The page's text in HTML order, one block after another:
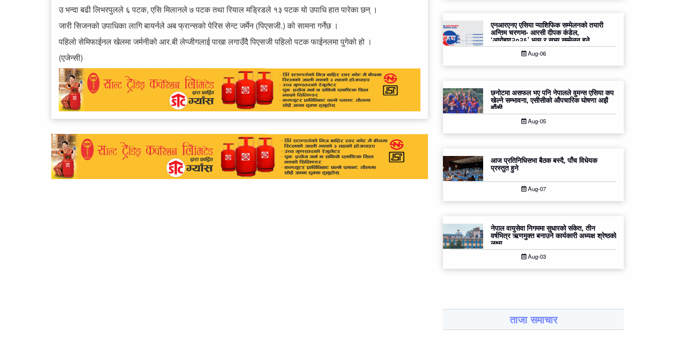
उ भन्दा बढी लिभरपुलले ६ पटक, एसि मिलानले ७ पटक तथा रियाल मड्रिडले १३ पटक यो उपाधि हात पारेका छन् ।
जारी सिजनको उपाधिका लागि बायर्नले अब फ्रान्सको पेरिस सेन्ट जर्मेन (पिएसजी.) को सामना गर्नेछ ।
पहिलो सेमिफाईनल खेलमा जर्मनीको आर.बी लेप्जीगलाई पाखा लगाउँदै पिएसजी पहिलो पटक फाईनलमा पुगेको हो ।
(एजेन्सी)
एनआरएनए एसिया प्याशिफिक सम्मेलनको तयारी
अन्तिम चरणमा- आरसी दीपक कंडेल,
‘आरोहण२०२६’ भव्य र सभ्य सम्मेलन हुने
Aug-06
छनोटमा असफल भए पनि नेपालले वुमन्स एसिया कप
खेल्ने सम्भावना, एसीसीको औपचारिक घोषणा अझै
बाँकी
Aug-05
आज प्रतिनिधिसभा बैठक बस्दै, पाँच विधेयक
प्रस्तुत हुने
Aug-07
नेपाल वायुसेवा निगममा सुधारको संकेत, तीन
वर्षभित्र ऋणमुक्त बनाउने कार्यकारी अध्यक्ष श्रेष्ठको
लक्ष्य
Aug-03
ताजा समाचार